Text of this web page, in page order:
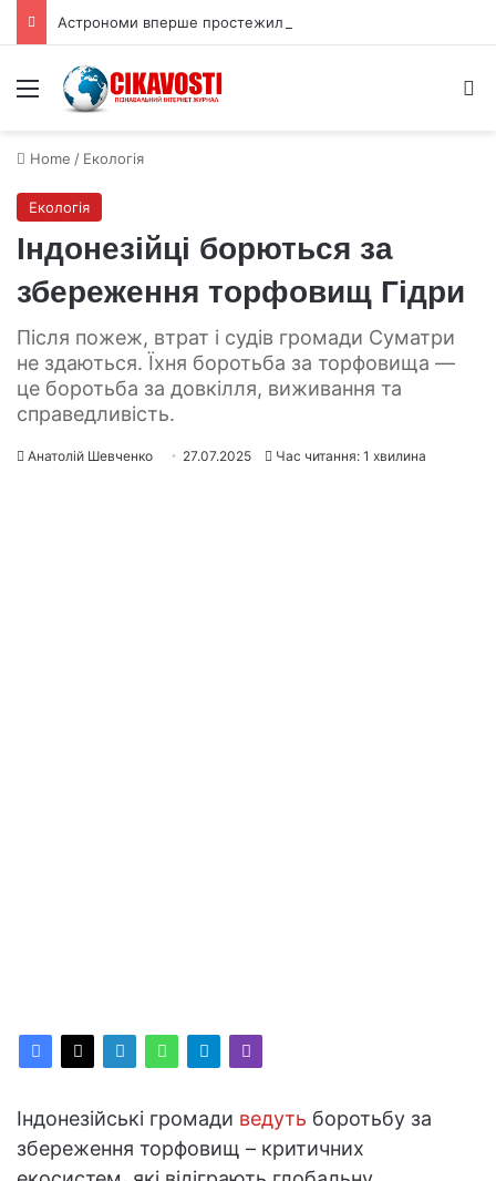
Menu
Home / Екологія
Екологія
Індонезійці борються за
збереження торфовищ Гідри
Після пожеж, втрат і судів громади Суматри
не здаються. Їхня боротьба за торфовища —
це боротьба за довкілля, виживання та
справедливість.
Анатолій Шевченко 27.07.2025 Час читання: 1 хвилина
Індонезійські громади ведуть боротьбу за
збереження торфовищ – критичних